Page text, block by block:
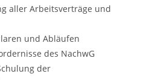
aller Arbeitsverträge und
und Abläufen
des NachwG
der